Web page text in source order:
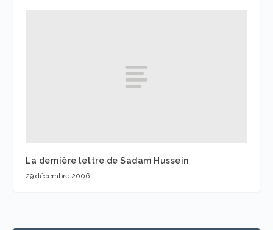
La dernière lettre de Sadam Hussein
29 décembre 2006